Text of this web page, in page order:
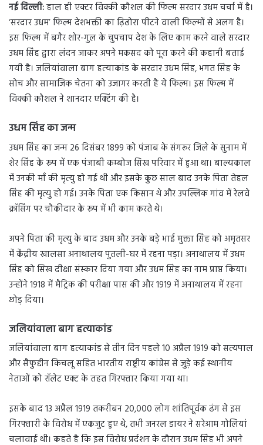
नई दिल्ली:हाल ही एक्टर विक्की कौशल की फिल्म सरदार उधम चर्चा में है।
‘सरदार उधम’ फिल्म देशभक्ती का ढ़िढोरा पीटने वाली फिल्‍मों से अलग है।
इस फिल्म में बगैर शोर-गुल के चुपचाप देश के लिए काम करने वाले सरदार
उधम सिंह द्वारा लंदन जाकर अपने मकसद को पूरा करने की कहानी बताई
गयी है। जलियांवाला बाग हत्‍याकांड के सरदार उधम सिंह, भगत सिंह के
सोच और सामाजिक चेतना को उजागर करती है ये फिल्म। इस फिल्म में
विक्की कौशल ने शानदार एक्टिंग की है।
उधम सिंह का जन्म
उधम सिंह का जन्म 26 दिसंबर 1899 को पंजाब के संगरूर जिले के सुनाम में
शेर सिंह के रूप में एक पंजाबी कम्बोज सिख परिवार में हुआ था। बाल्यकाल
में उनकी माँ की मृत्यु हो गई थी और इसके कुछ साल बाद उनके पिता तेहल
सिंह की मृत्यु हो गई। उनके पिता एक किसान थे और उपल्लिक गांव में रेलवे
क्रॉसिंग पर चौकीदार के रूप में भी काम करते थे।
अपने पिता की मृत्यु के बाद उधम और उनके बड़े भाई मुक्ता सिंह को अमृतसर
में केंद्रीय खालसा अनाथालय पुतली-घर में रहना पड़ा। अनाथालय में उधम
सिंह को सिख दीक्षा संस्कार दिया गया और उधम सिंह का नाम प्राप्त किया।
उन्होंने 1918 में मैट्रिक की परीक्षा पास की और 1919 में अनाथालय में रहना
छोड़ दिया।
जलियांवाला बाग हत्याकांड
जलियांवाला बाग हत्याकांड से तीन दिन पहले 10 अप्रैल 1919 को सत्यपाल
और सैफुद्दीन किचलू सहित भारतीय राष्ट्रीय कांग्रेस से जुड़े कई स्थानीय
नेताओं को रॉलेट एक्ट के तहत गिरफ्तार किया गया था।
इसके बाद 13 अप्रैल 1919 तकरीबन 20,000 लोग शांतिपूर्वक ढंग से इस
गिरफ्तारी के विरोध में एकजुट हुए थे, तभी जनरल डायर ने सरेआम गोलियां
चलावाई थी। कहते है कि इस विरोध प्रर्दशन के दौरान उधम सिंह भी अपने